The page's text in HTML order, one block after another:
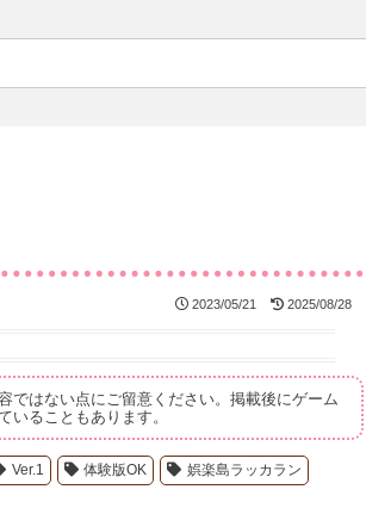
2023/05/21 2025/08/28
ではない点にご留意ください。掲載後にゲーム
いることもあります。
Ver.1 体験版OK 娯楽島ラッカラン